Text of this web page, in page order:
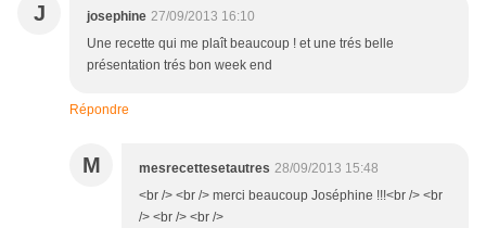
J josephine 27/09/2013 16:10
Une recette qui me plaît beaucoup ! et une trés belle
présentation trés bon week end
Répondre
M mesrecettesetautres 28/09/2013 15:48
<br /> <br /> merci beaucoup Joséphine !!!<br /> <br
/> <br /> <br />